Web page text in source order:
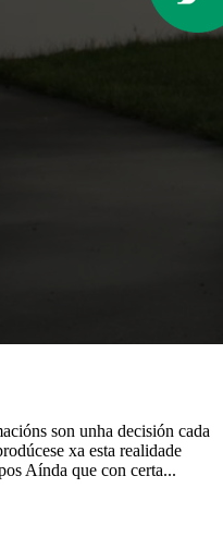
son unha decisión cada
xa esta realidade
Aínda que con certa...